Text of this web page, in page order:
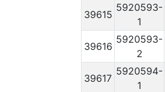
39615
5920593-
1
39616
5920593-
2
39617
5920594-
1